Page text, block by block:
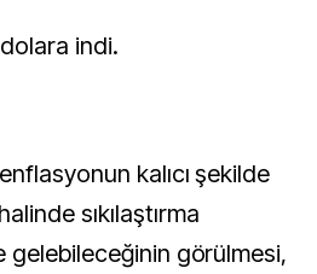
indi.
kalıcı şekilde
sıkılaştırma
gelebileceğinin görülmesi,